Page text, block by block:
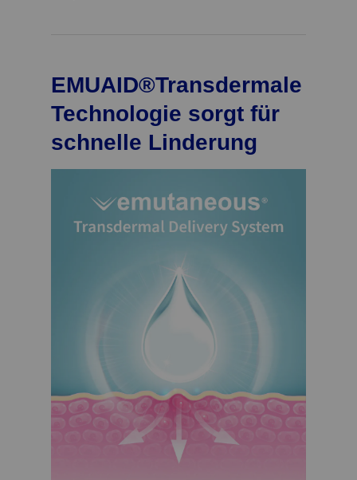
EMUAID®Transdermale
Technologie sorgt für
schnelle Linderung